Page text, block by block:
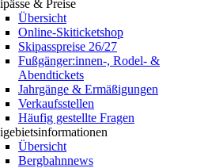
& Preise
Übersicht
Online-Skiticketshop
Skipasspreise 26/27
Fußgänger:innen-, Rodel- &
Abendtickets
Jahrgänge & Ermäßigungen
Verkaufsstellen
Häufig gestellte Fragen
Übersicht
Bergbahnnews